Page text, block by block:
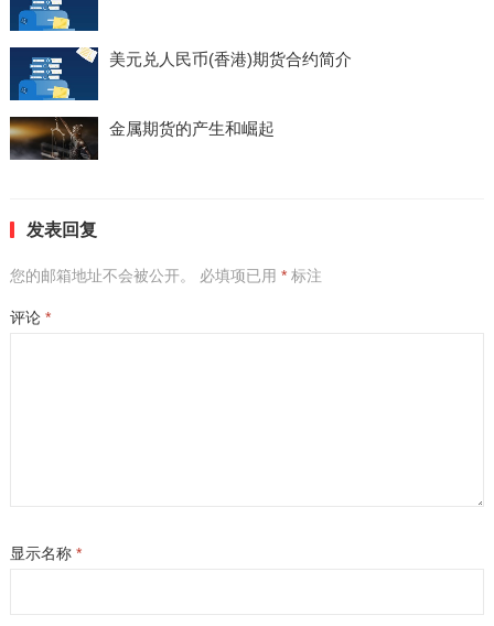
美元兑人民币(香港)期货合约简介
金属期货的产生和崛起
发表回复
您的邮箱地址不会被公开。 必填项已用 *标注
评论 *
显示名称 *